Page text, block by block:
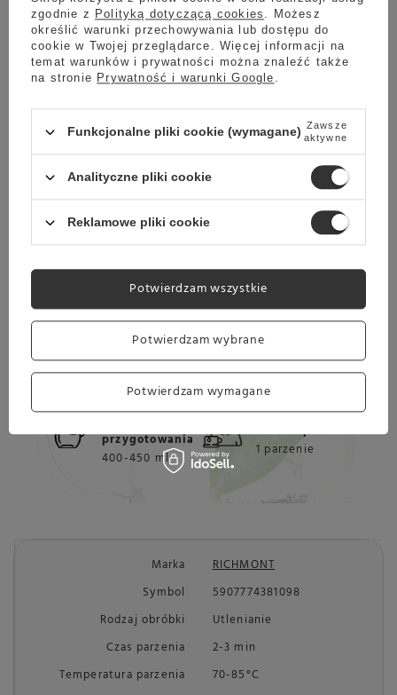
200g
JAK ZAPARZYĆ ZIELONĄ
HERBATĘ Richmont Green
Jasmine?
Przygotowując herbatę Richmont Green Jasmine
należy zwrócić uwagę zarówno na odpowiednią ilość i
przygotować Richmont Green Jasmine następująco:
Czas parzenia
2-3 min
parzenia
70-85°C
przygotowania
400-450 ml
Ilość zaparzeń
1 parzenie
Marka
RICHMONT
Symbol
5907774381098
Rodzaj obróbki
Utlenianie
Czas parzenia
2-3 min
Temperatura parzenia
70-85°C
zgodnie z Polityką dotyczącą cookies . Możesz
określić warunki przechowywania lub dostępu do
cookie w Twojej przeglądarce. Więcej informacji na
temat warunków i prywatności można znaleźć także
na stronie Prywatność i warunki Google .
Funkcjonalne pliki cookie (wymagane) Zawsze
aktywne
Analityczne pliki cookie
Reklamowe pliki cookie
Potwierdzam wybrane
Potwierdzam wymagane
Potwierdzam wszystkie